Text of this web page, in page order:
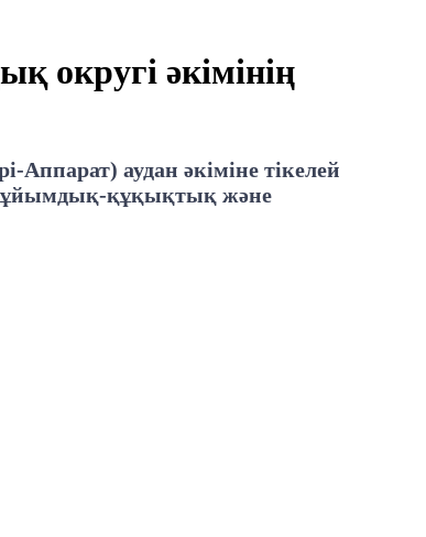
округі әкімінің
аудан әкіміне тікелей
ұйымдық-құқықтық және